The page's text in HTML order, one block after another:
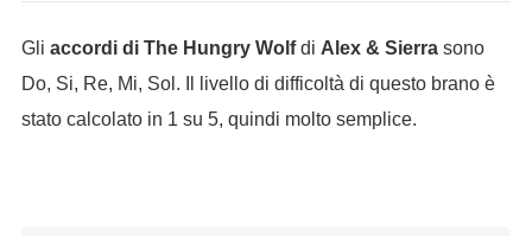
Gli accordi di The Hungry Wolfdi Alex & Sierrasono
Do, Si, Re, Mi, Sol. Il livello di difficoltà di questo brano è
stato calcolato in 1 su 5, quindi molto semplice.